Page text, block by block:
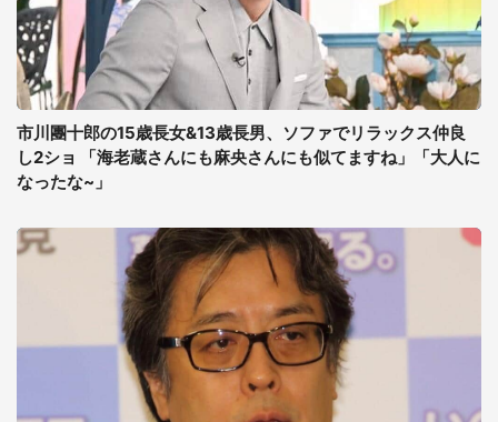
市川團十郎の15歳長女&13歳長男、ソファでリラックス仲良
し2ショ 「海老蔵さんにも麻央さんにも似てますね」「大人に
なったな~」